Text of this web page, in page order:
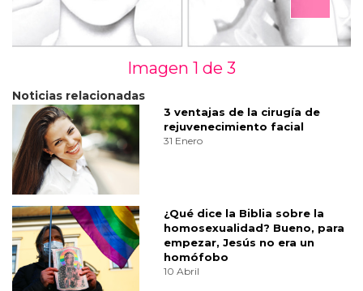
Imagen 1 de 3
Noticias relacionadas
3 ventajas de la cirugía de
rejuvenecimiento facial
31 Enero
¿Qué dice la Biblia sobre la
homosexualidad? Bueno, para
empezar, Jesús no era un
homófobo
10 Abril